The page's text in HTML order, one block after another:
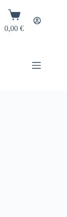
0,00€